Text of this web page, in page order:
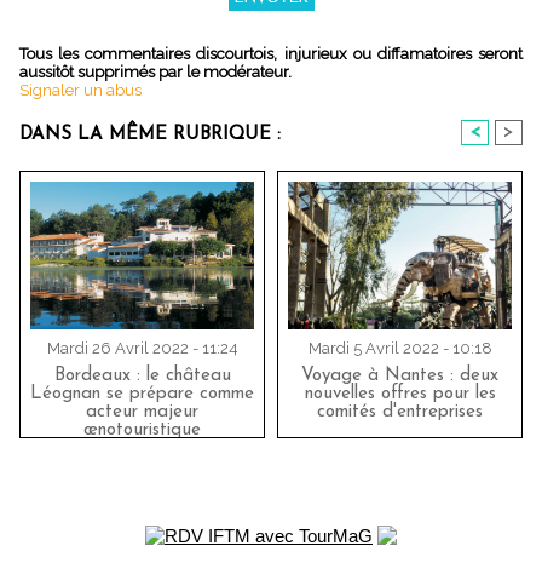
Tous les commentaires discourtois, injurieux ou diffamatoires seront
aussitôt supprimés par le modérateur.
Signaler un abus
DANS LA MÊME RUBRIQUE : < >
Mardi 26 Avril 2022 - 11:24
Bordeaux : le château
Léognan se prépare comme
acteur majeur
œnotouristique
Mardi 5 Avril 2022 - 10:18
Voyage à Nantes : deux
nouvelles offres pour les
comités d'entreprises